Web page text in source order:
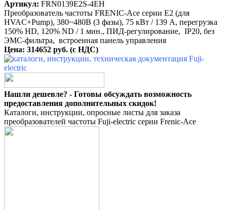
Артикул: FRN0139E2S-4EH
Преобразователь частоты FRENIC-Ace серии E2 (для
HVAC+Pump), 380~480B (3 фазы), 75 кВт / 139 A, перегрузка
150% HD, 120% ND / 1 мин., ПИД-регулирование, IP20, без
ЭМС-фильтра, встроенная панель управления
Цена: 314652 руб. (с НДС)
Нашли дешевле? - Готовы обсуждать возможность
предоставления дополнительных скидок!
Каталоги, инструкции, опросные листы для заказа
преобразователей частоты Fuji-electric серии Frenic-Ace